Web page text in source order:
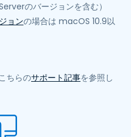
のバージョンを含む）
ョンの場合は macOS 10.9以
ちらのサポート記事を参照し